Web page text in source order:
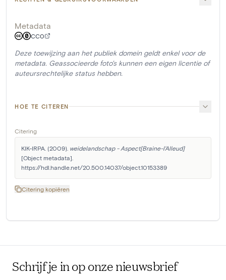
Metadata
CC0
Deze toewijzing aan het publiek domein geldt enkel voor de
metadata. Geassocieerde foto's kunnen een eigen licentie of
auteursrechtelijke status hebben.
HOE TE CITEREN
Citering
KIK-IRPA. (2009). weidelandschap - Aspect[Braine-l'Alleud]
[Object metadata].
https://hdl.handle.net/20.500.14037/object.10153389
Citering kopiëren
Schrijf je in op onze nieuwsbrief